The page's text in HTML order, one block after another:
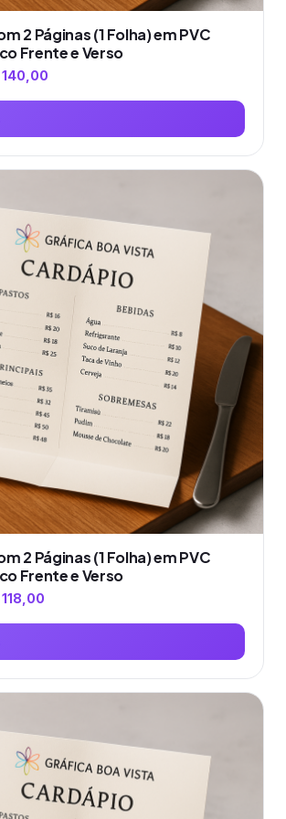
2 Páginas (1 Folha) em PVC
Frente e Verso
140,00
2 Páginas (1 Folha) em PVC
Frente e Verso
118,00